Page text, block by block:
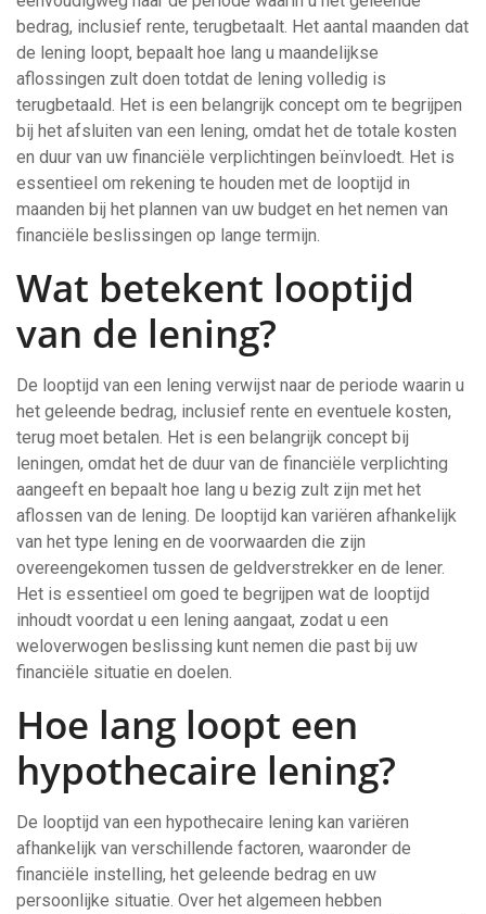
bedrag, inclusief rente, terugbetaalt. Het aantal maanden dat
de lening loopt, bepaalt hoe lang u maandelijkse
aflossingen zult doen totdat de lening volledig is
terugbetaald. Het is een belangrijk concept om te begrijpen
bij het afsluiten van een lening, omdat het de totale kosten
en duur van uw financiële verplichtingen beïnvloedt. Het is
essentieel om rekening te houden met de looptijd in
maanden bij het plannen van uw budget en het nemen van
financiële beslissingen op lange termijn.
Wat betekent looptijd
van de lening?
De looptijd van een lening verwijst naar de periode waarin u
het geleende bedrag, inclusief rente en eventuele kosten,
terug moet betalen. Het is een belangrijk concept bij
leningen, omdat het de duur van de financiële verplichting
aangeeft en bepaalt hoe lang u bezig zult zijn met het
aflossen van de lening. De looptijd kan variëren afhankelijk
van het type lening en de voorwaarden die zijn
overeengekomen tussen de geldverstrekker en de lener.
Het is essentieel om goed te begrijpen wat de looptijd
inhoudt voordat u een lening aangaat, zodat u een
weloverwogen beslissing kunt nemen die past bij uw
financiële situatie en doelen.
Hoe lang loopt een
hypothecaire lening?
De looptijd van een hypothecaire lening kan variëren
afhankelijk van verschillende factoren, waaronder de
financiële instelling, het geleende bedrag en uw
persoonlijke situatie. Over het algemeen hebben